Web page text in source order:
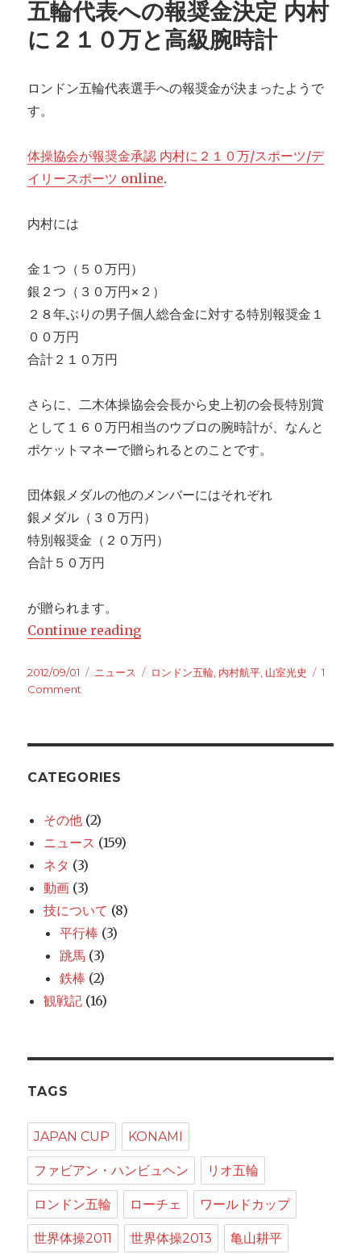
会
五輪代表への報奨金決定 内村
に２１０万と高級腕時計
ロンドン五輪代表選手への報奨金が決まったようで
す。
体操協会が報奨金承認 内村に２１０万/スポーツ/デ
イリースポーツ online.
内村には
金１つ（５０万円）
銀２つ（３０万円×２）
２８年ぶりの男子個人総合金に対する特別報奨金１
００万円
合計２１０万円
さらに、二木体操協会会長から史上初の会長特別賞
として１６０万円相当のウブロの腕時計が、なんと
ポケットマネーで贈られるとのことです。
団体銀メダルの他のメンバーにはそれぞれ
銀メダル（３０万円）
特別報奨金（２０万円）
合計５０万円
が贈られます。
Continue reading
Posted
on
2012/09/01 Categories
ニュース Tags
ロンドン五輪 内村航平 山室光史
1
Comment
へ
奨
金
決
定
内
村
に
２
１
０
万
と
腕
CATEGORIES
その他 (2)
ニュース (159)
ネタ (3)
動画 (3)
技について (8)
平行棒 (3)
跳馬 (3)
鉄棒 (2)
観戦記 (16)
TAGS
JAPAN CUP KONAMI
ファビアン・ハンビュヘン リオ五輪
ロンドン五輪 ローチェ ワールドカップ
世界体操2011 世界体操2013 亀山耕平